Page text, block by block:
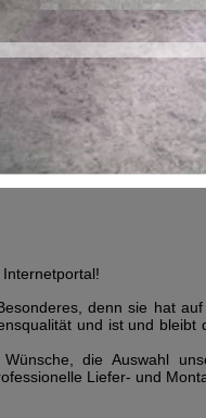
denn sie hat
und ist und bleibt
die Auswahl
Liefer- und